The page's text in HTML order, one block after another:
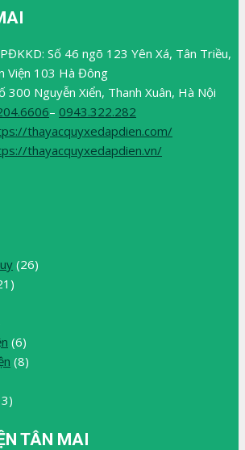
Số 46 ngõ 123 Yên Xá, Tân Triều,
Viện 103 Hà Đông
300 Nguyễn Xiển, Thanh Xuân, Hà Nội
– 0943.322.282
thayacquyxedapdien.com/
thayacquyxedapdien.vn/
(26)
(6)
(8)
TÂN MAI